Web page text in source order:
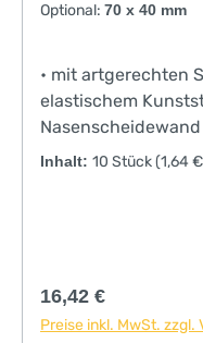
Optional: 70 x 40 mm
• mit artgerechten
elastischem
Nasenscheidewand
Inhalt: 10 Stück(1,64
Regulärer Preis:
16,42 €
Preise inkl. MwSt. zzgl.